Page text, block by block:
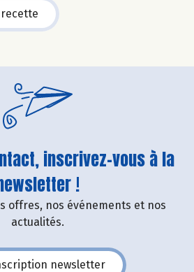
inscrivez-vous à la
!
offres, nos événements et nos
actualités.
newsletter